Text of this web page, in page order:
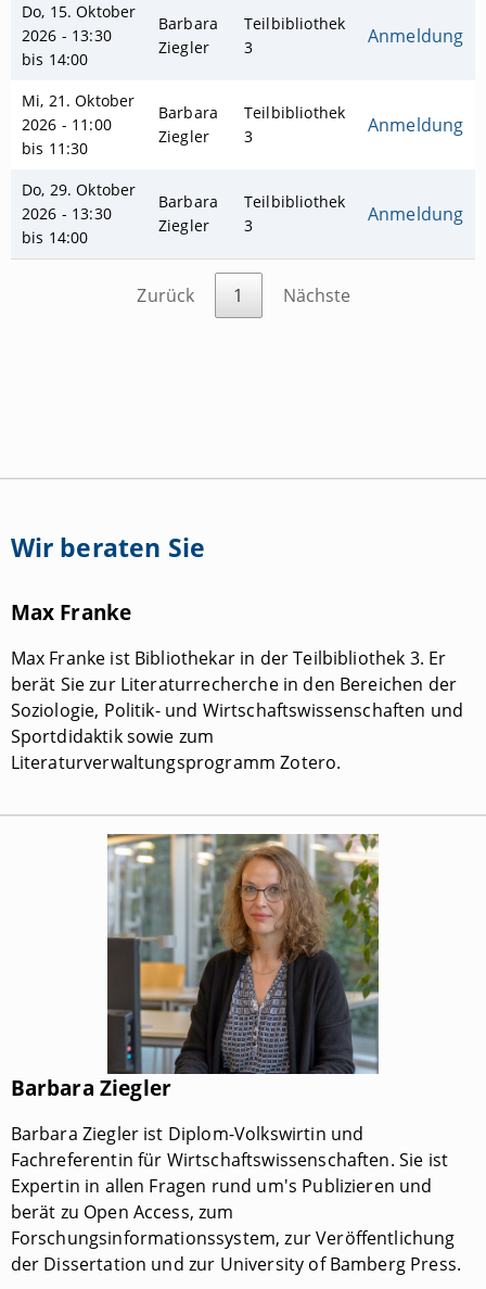
Do, 15. Oktober
2026 - 13:30
bis 14:00
Barbara
Ziegler
Teilbibliothek
3
Anmeldung
Mi, 21. Oktober
2026 - 11:00
bis 11:30
Barbara
Ziegler
Teilbibliothek
3
Anmeldung
Do, 29. Oktober
2026 - 13:30
bis 14:00
Barbara
Ziegler
Teilbibliothek
3
Anmeldung
Zurück 1 Nächste
Wir beraten Sie
Max Franke
Max Franke ist Bibliothekar in der Teilbibliothek 3. Er
berät Sie zur Literaturrecherche in den Bereichen der
Soziologie, Politik- und Wirtschaftswissenschaften und
Sportdidaktik sowie zum
Literaturverwaltungsprogramm Zotero.
Barbara Ziegler
Barbara Ziegler ist Diplom-Volkswirtin und
Fachreferentin für Wirtschaftswissenschaften. Sie ist
Expertin in allen Fragen rund um's Publizieren und
berät zu Open Access, zum
Forschungsinformationssystem, zur Veröffentlichung
der Dissertation und zur University of Bamberg Press.